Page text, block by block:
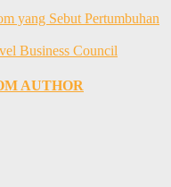
yang Sebut Pertumbuhan
Business Council
AUTHOR